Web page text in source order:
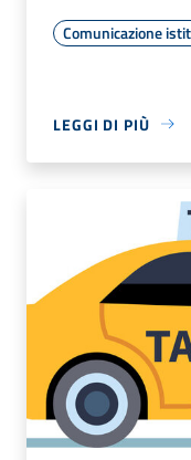
Comunicazione
LEGGI DI PIÙ